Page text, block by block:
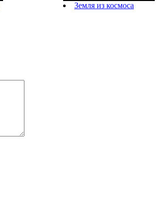
Земля из космоса